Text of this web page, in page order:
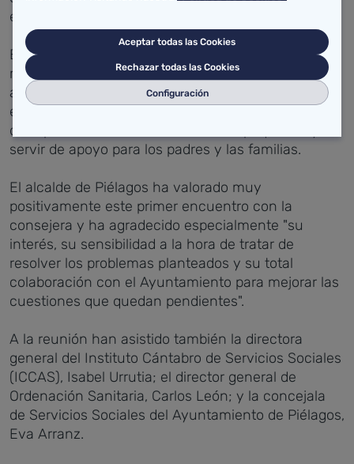
el cine Vimenor de Vioño.
Esta iniciativa del Ayuntamiento se puso en
marcha el año pasado dentro del programa de
accesibilidad ¿Creciendo Juntos' y pretende
eliminar la barrera del conocimiento en la
discapacidad intelectual de los más pequeños y
servir de apoyo para los padres y las familias.
El alcalde de Piélagos ha valorado muy
positivamente este primer encuentro con la
consejera y ha agradecido especialmente "su
interés, su sensibilidad a la hora de tratar de
resolver los problemas planteados y su total
colaboración con el Ayuntamiento para mejorar las
cuestiones que quedan pendientes".
A la reunión han asistido también la directora
general del Instituto Cántabro de Servicios Sociales
(ICCAS), Isabel Urrutia; el director general de
Ordenación Sanitaria, Carlos León; y la concejala
de Servicios Sociales del Ayuntamiento de Piélagos,
Eva Arranz.
Aceptar todas las Cookies
Rechazar todas las Cookies
Configuración